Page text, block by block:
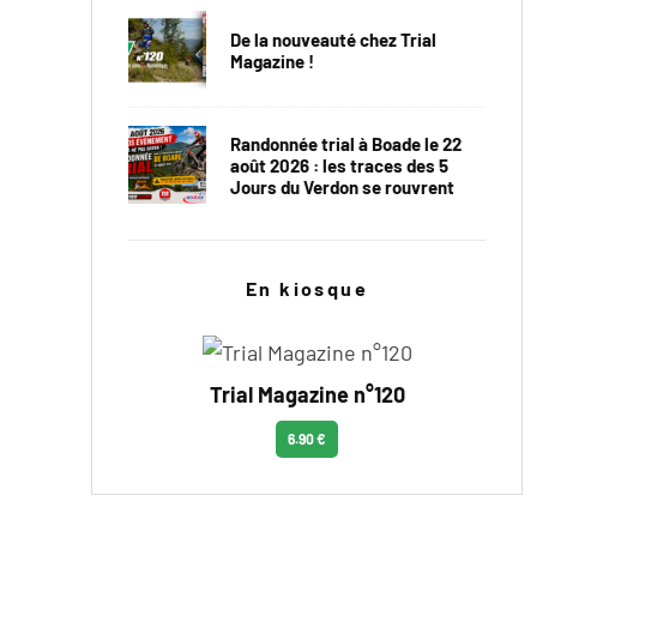
De la nouveauté chez Trial
Magazine !
Randonnée trial à Boade le 22
août 2026 : les traces des 5
Jours du Verdon se rouvrent
En kiosque
Trial Magazine n°120
6.90 €